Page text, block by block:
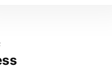
für KI-Transkription,
& Antworten. Erfordert